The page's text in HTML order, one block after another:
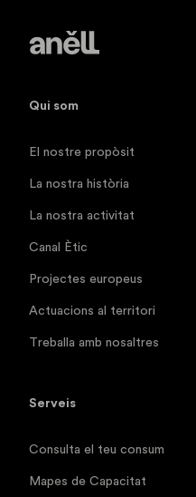
Qui som
El nostre propòsit
La nostra història
La nostra activitat
Canal Ètic
Projectes europeus
Actuacions al territori
Treballa amb nosaltres
Serveis
Consulta el teu consum
Mapes de Capacitat